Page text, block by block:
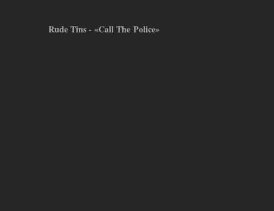
Rude Tins - «Call The Police»